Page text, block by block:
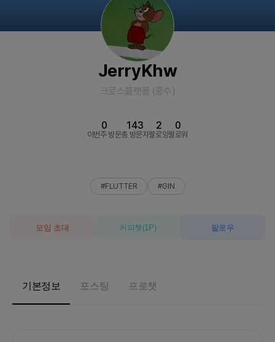
JerryKhw
크로스플랫폼 (중수)
이번주 방문
0
총 방문자
143
팔로잉
2
팔로워
0
#FLUTTER #GIN
모임 초대 커피챗 (1 P) 팔로우
기본정보 포스팅 프로챗